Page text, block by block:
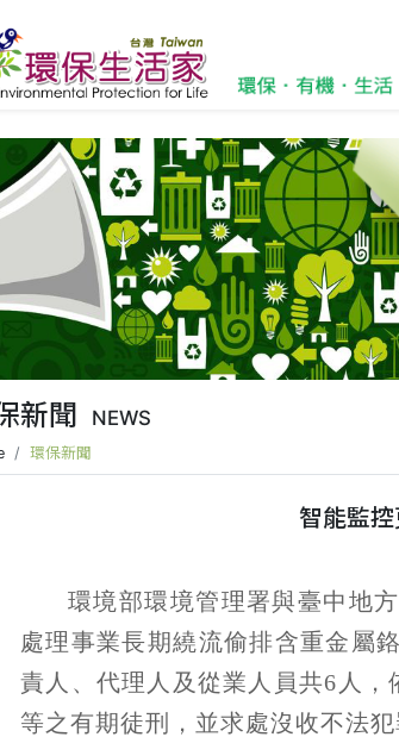
新聞 NEWS
環保新聞
智能監
環境部環境管理署與臺中地
處理事業長期繞流偷排含重金屬
責人、代理人及從業人員共6人
等之有期徒刑，並求處沒收不法